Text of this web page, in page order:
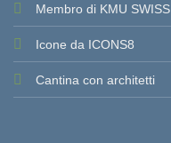
Membro di KMU SWISS
Icone da ICONS8
Cantina con architetti